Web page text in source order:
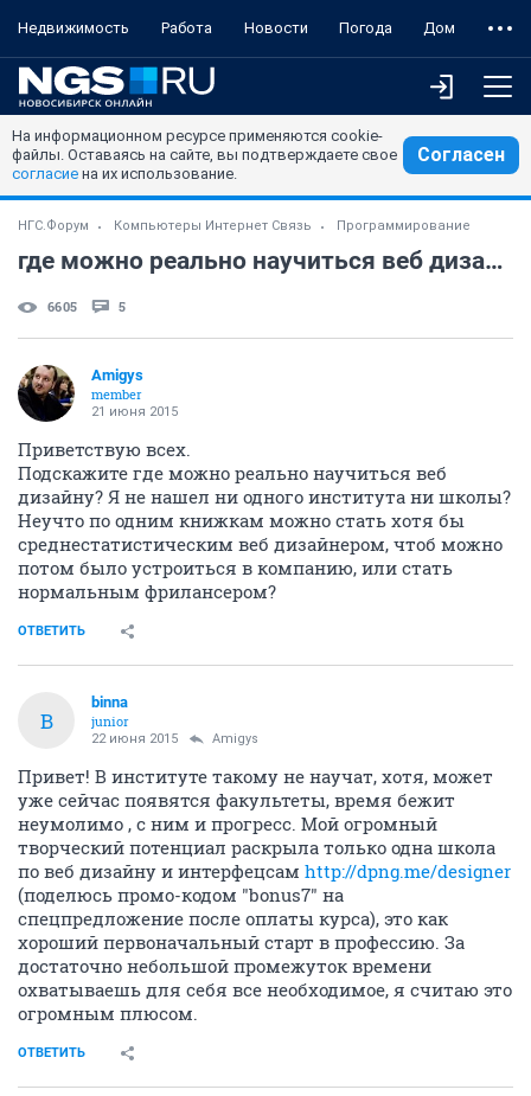
Недвижимость Работа Новости Погода Дом
На информационном ресурсе применяются cookie-
файлы. Оставаясь на сайте, вы подтверждаете свое
согласие на их использование.
Согласен
НГС.Форум Компьютеры Интернет Связь Программирование
где можно реально научиться веб дизайну?
6605 5
Amigys
member
21 июня 2015
Приветствую всех.
Подскажите где можно реально научиться веб
дизайну? Я не нашел ни одного института ни школы?
Неучто по одним книжкам можно стать хотя бы
среднестатистическим веб дизайнером, чтоб можно
потом было устроиться в компанию, или стать
нормальным фрилансером?
ОТВЕТИТЬ
B
binna
junior
22 июня 2015 Amigys
Привет! В институте такому не научат, хотя, может
уже сейчас появятся факультеты, время бежит
неумолимо , с ним и прогресс. Мой огромный
творческий потенциал раскрыла только одна школа
по веб дизайну и интерфецсам http://dpng.me/designer
(поделюсь промо-кодом "bonus7" на
спецпредложение после оплаты курса), это как
хороший первоначальный старт в профессию. За
достаточно небольшой промежуток времени
охватываешь для себя все необходимое, я считаю это
огромным плюсом.
ОТВЕТИТЬ